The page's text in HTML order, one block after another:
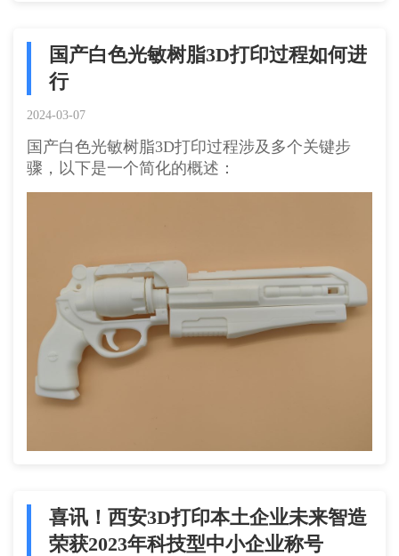
国产白色光敏树脂3D打印过程如何进
行
2024-03-07
国产白色光敏树脂3D打印过程涉及多个关键步
骤，以下是一个简化的概述：
喜讯！西安3D打印本土企业未来智造
荣获2023年科技型中小企业称号